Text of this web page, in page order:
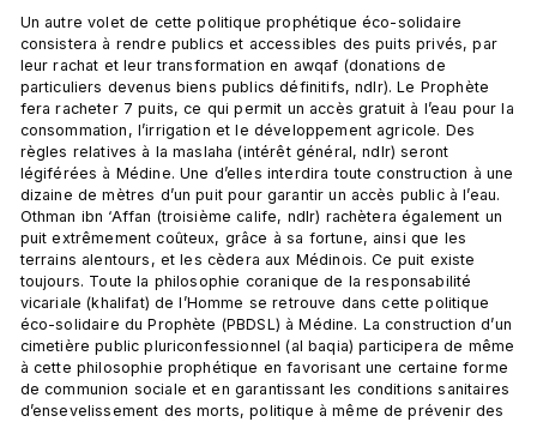
Un autre volet de cette politique prophétique éco-solidaire
consistera à rendre publics et accessibles des puits privés, par
leur rachat et leur transformation en awqaf (donations de
particuliers devenus biens publics définitifs, ndlr). Le Prophète
fera racheter 7 puits, ce qui permit un accès gratuit à l’eau pour la
consommation, l’irrigation et le développement agricole. Des
règles relatives à la maslaha (intérêt général, ndlr) seront
légiférées à Médine. Une d’elles interdira toute construction à une
dizaine de mètres d’un puit pour garantir un accès public à l’eau.
Othman ibn ‘Affan (troisième calife, ndlr) rachètera également un
puit extrêmement coûteux, grâce à sa fortune, ainsi que les
terrains alentours, et les cèdera aux Médinois. Ce puit existe
toujours. Toute la philosophie coranique de la responsabilité
vicariale (khalifat) de l’Homme se retrouve dans cette politique
éco-solidaire du Prophète (PBDSL) à Médine. La construction d’un
cimetière public pluriconfessionnel (al baqia) participera de même
à cette philosophie prophétique en favorisant une certaine forme
de communion sociale et en garantissant les conditions sanitaires
d’ensevelissement des morts, politique à même de prévenir des